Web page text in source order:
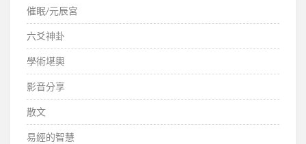
催眠/元辰宮
六爻神卦
學術堪輿
影音分享
散文
易經的智慧